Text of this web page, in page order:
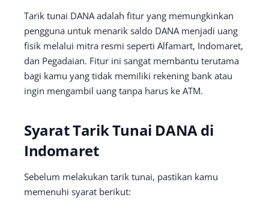
Tarik tunai DANA adalah fitur yang memungkinkan
pengguna untuk menarik saldo DANA menjadi uang
fisik melalui mitra resmi seperti Alfamart, Indomaret,
dan Pegadaian. Fitur ini sangat membantu terutama
bagi kamu yang tidak memiliki rekening bank atau
ingin mengambil uang tanpa harus ke ATM.
Syarat Tarik Tunai DANA di
Indomaret
Sebelum melakukan tarik tunai, pastikan kamu
memenuhi syarat berikut: